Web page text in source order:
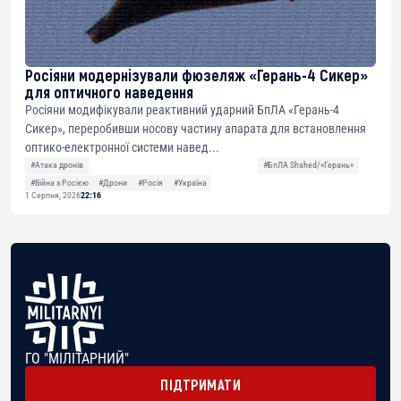
Росіяни модернізували фюзеляж «Герань-4 Сикер»
для оптичного наведення
Росіяни модифікували реактивний ударний БпЛА «Герань-4
Сикер», переробивши носову частину апарата для встановлення
оптико-електронної системи навед...
#Атака дронів
#БпЛА Shahed/«Герань»
#Війна з Росією
#Дрони #Росія
#Україна
1 Серпня, 202622:16
ГО "МІЛІТАРНИЙ"
ПІДТРИМАТИ